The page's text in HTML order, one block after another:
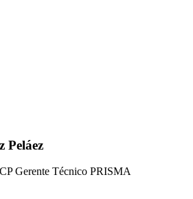
Peláez
Gerente Técnico PRISMA